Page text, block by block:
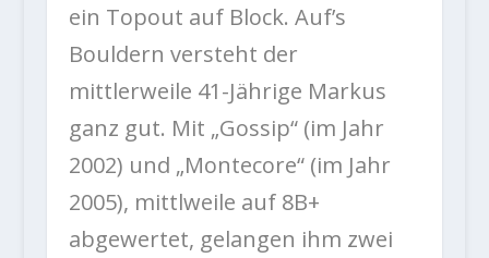
ein Topout auf Block. Auf’s
Bouldern versteht der
mittlerweile 41-Jährige Markus
ganz gut. Mit „Gossip“ (im Jahr
2002) und „Montecore“ (im Jahr
2005), mittlweile auf 8B+
abgewertet, gelangen ihm zwei